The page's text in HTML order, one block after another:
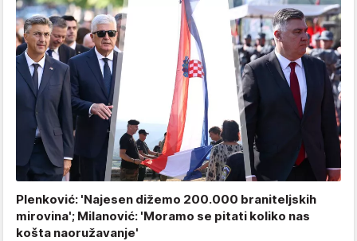
Plenković: 'Najesen dižemo 200.000 braniteljskih
mirovina'; Milanović: 'Moramo se pitati koliko nas
košta naoružavanje'